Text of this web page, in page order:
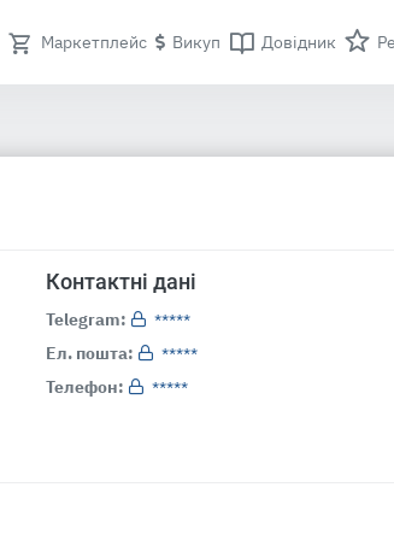
Маркетплейс Викуп Довідник
Контактні дані
Telegram:
*****
Ел. пошта:
*****
Телефон:
*****